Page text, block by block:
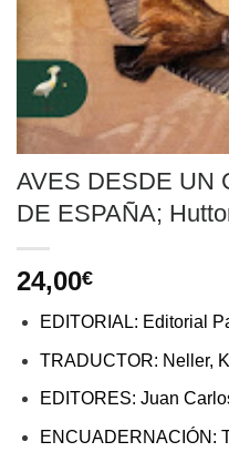
AVES DESDE UN
DE ESPAÑA;
24,00€
EDITORIAL: Editorial
TRADUCTOR: Neller,
EDITORES: Juan
ENCUADERNACIÓN: